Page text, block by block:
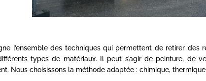
l’ensemble des techniques qui permettent de retirer des
types de matériaux. Il peut s’agir de peinture, de
Nous choisissons la méthode adaptée : chimique,